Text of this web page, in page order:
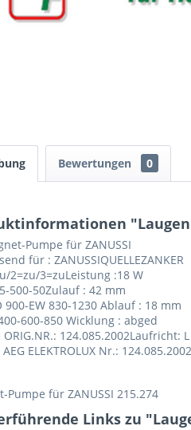
Bewertungen 0
Pumpe für ZANUSSI
für : ZANUSSIQUELLEZANKER
2=zu/3=zuLeistung :18 W
500-50Zulauf : 42 mm
900-EW 830-1230 Ablauf : 18 mm
600-850 Wicklung : abged
ORIG.NR.: 124.085.2002Laufricht: L
ELEKTROLUX Nr.:
Pumpe für ZANUSSI 215.274
Links zu